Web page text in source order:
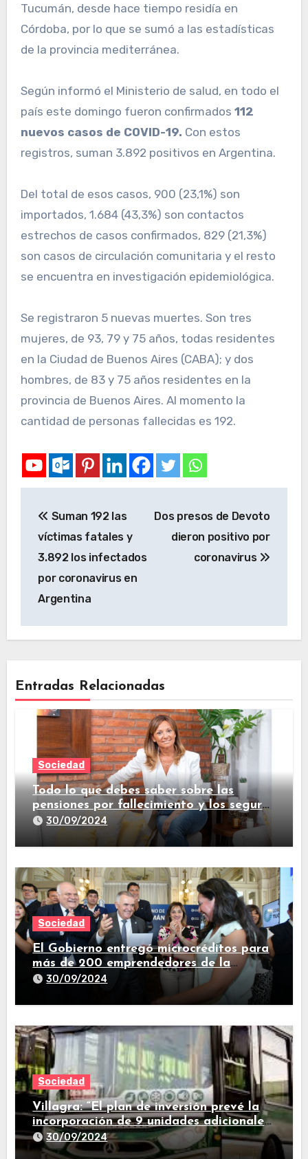
Tucumán, desde hace tiempo residía en
Córdoba, por lo que se sumó a las estadísticas
de la provincia mediterránea.
Según informó el Ministerio de salud, en todo el
país este domingo fueron confirmados 112
nuevos casos de COVID-19​. Con estos
registros, ​suman 3.892 positivos en Argentina.
Del total de esos casos, ​900 (23,1%) son
importados, 1.684 (43,3%) son contactos
estrechos de casos confirmados, 829 (21,3%)
son casos de circulación comunitaria y el resto
se encuentra en investigación epidemiológica.
Se registraron 5 nuevas muertes. Son tres
mujeres, de 93, 79 y 75 años, todas residentes
en la Ciudad de Buenos Aires (CABA); y dos
hombres, de 83 y 75 años residentes en la
provincia de Buenos Aires. Al momento la
cantidad de personas fallecidas es 192.
Suman 192 las
víctimas fatales y
3.892 los infectados
por coronavirus en
Argentina
Dos presos de Devoto
dieron positivo por
coronavirus
Entradas Relacionadas
Sociedad
Todo lo que debes saber sobre las
pensiones por fallecimiento y los seguros
de vida
30/09/2024
Sociedad
El Gobierno entregó microcréditos para
más de 200 emprendedores de la
provincia
30/09/2024
Sociedad
Villagra: “El plan de inversión prevé la
incorporación de 9 unidades adicionales
para 2025″
30/09/2024